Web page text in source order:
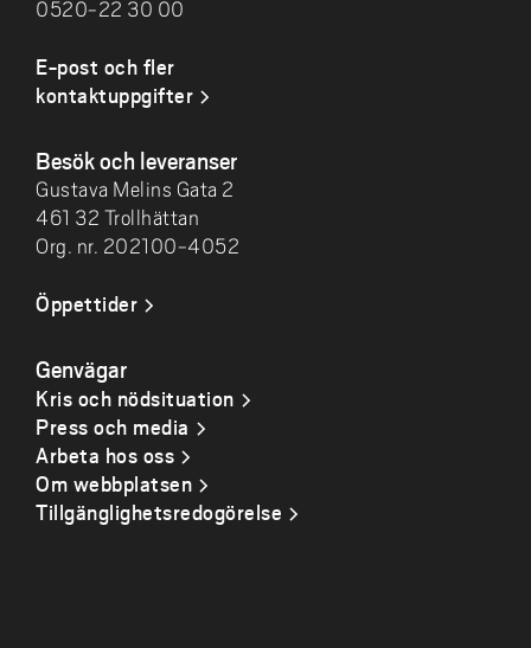
0520-22 30 00
E-post och fler
kontaktuppgifter
Besök och leveranser
Gustava Melins Gata 2
461 32 Trollhättan
Org. nr. 202100-4052
Öppettider
Genvägar
Kris och nödsituation
Press och media
Arbeta hos oss
Om webbplatsen
Tillgänglighetsredogörelse